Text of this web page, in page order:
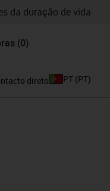
da duração de vida
(0)
direto PT (PT)